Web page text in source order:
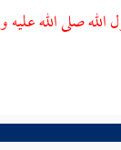
صلى الله عليه